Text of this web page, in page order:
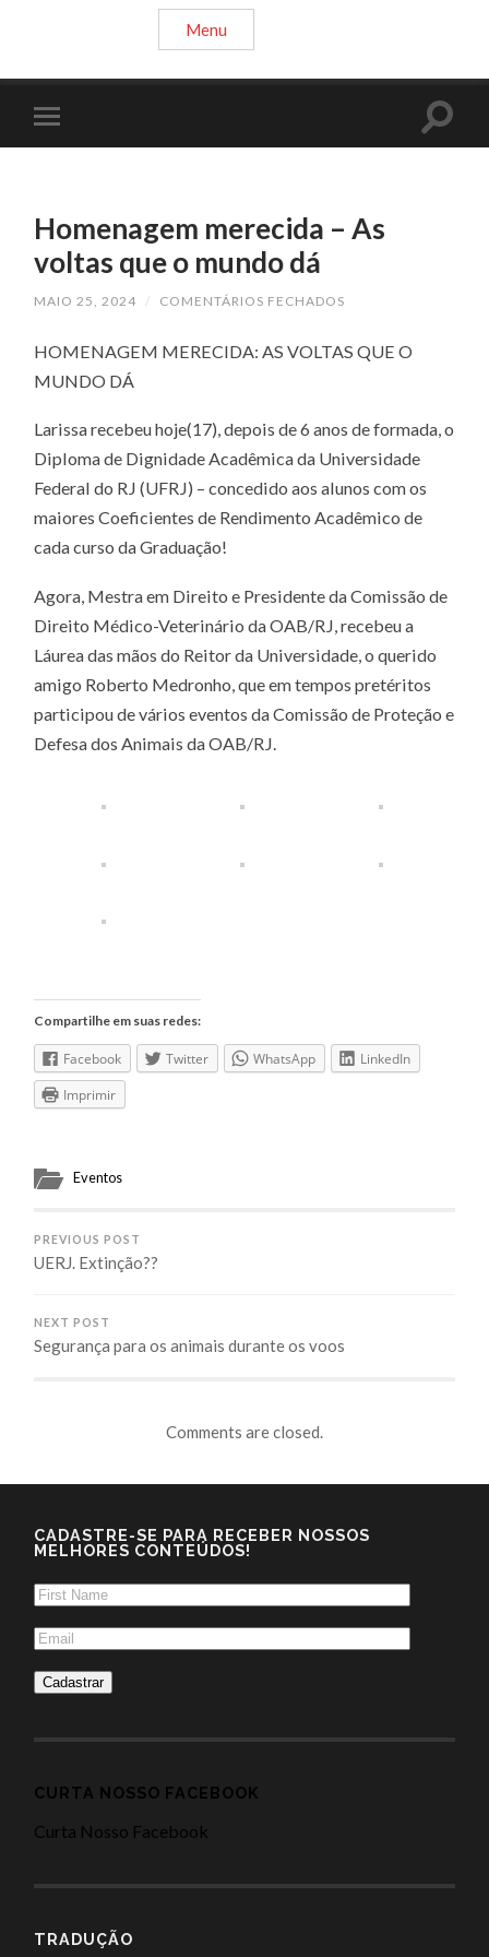
Homenagem merecida – As
voltas que o mundo dá
MAIO 25, 2024 / COMENTÁRIOS FECHADOS
–
MUNDO
HOMENAGEM MERECIDA: AS VOLTAS QUE O
MUNDO DÁ
Larissa recebeu hoje(17), depois de 6 anos de formada, o
Diploma de Dignidade Acadêmica da Universidade
Federal do RJ (UFRJ) – concedido aos alunos com os
maiores Coeficientes de Rendimento Acadêmico de
cada curso da Graduação!
Agora, Mestra em Direito e Presidente da Comissão de
Direito Médico-Veterinário da OAB/RJ, recebeu a
Láurea das mãos do Reitor da Universidade, o querido
amigo Roberto Medronho, que em tempos pretéritos
participou de vários eventos da Comissão de Proteção e
Defesa dos Animais da OAB/RJ.
Compartilhe em suas redes:
Facebook Twitter WhatsApp
LinkedIn
Imprimir
Eventos
PREVIOUS POST
UERJ. Extinção??
NEXT POST
Segurança para os animais durante os voos
Comments are closed.
CADASTRE-SE PARA RECEBER NOSSOS
MELHORES CONTEÚDOS!
CURTA NOSSO FACEBOOK
Curta Nosso Facebook
TRADUÇÃO
Menu